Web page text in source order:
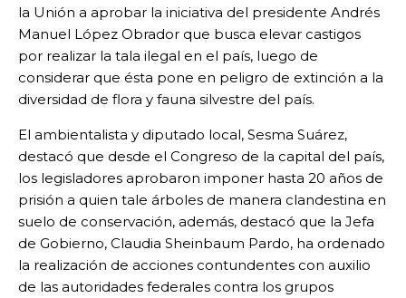
la Unión a aprobar la iniciativa del presidente Andrés
Manuel López Obrador que busca elevar castigos
por realizar la tala ilegal en el país, luego de
considerar que ésta pone en peligro de extinción a la
diversidad de flora y fauna silvestre del país.
El ambientalista y diputado local, Sesma Suárez,
destacó que desde el Congreso de la capital del país,
los legisladores aprobaron imponer hasta 20 años de
prisión a quien tale árboles de manera clandestina en
suelo de conservación, además, destacó que la Jefa
de Gobierno, Claudia Sheinbaum Pardo, ha ordenado
la realización de acciones contundentes con auxilio
de las autoridades federales contra los grupos